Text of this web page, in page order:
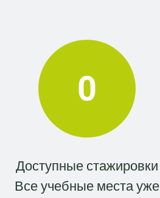
0
Доступные стажировки
Все учебные места уже